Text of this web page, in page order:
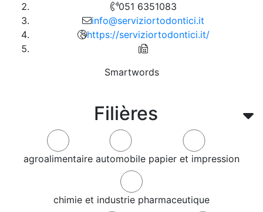
Filières
agroalimentaire automobile papier et impression
chimie et industrie pharmaceutique
051 6351083
info@serviziortodontici.it
https://serviziortodontici.it/
Smartwords